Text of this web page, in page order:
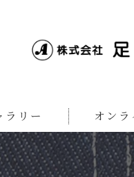
ラリー
一覧
オン
一般のお